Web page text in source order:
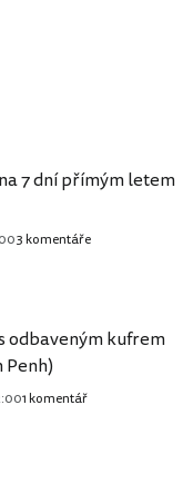
7 dní přímým letem
3 komentáře
odbaveným kufrem
Penh)
1 komentář